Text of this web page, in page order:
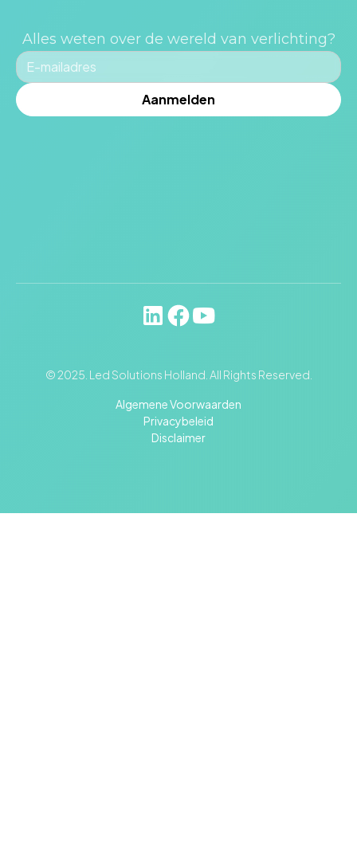
Alles weten over de wereld van verlichting?
Algemene Voorwaarden
Privacybeleid
Disclaimer
© 2025. Led Solutions Holland. All Rights Reserved.